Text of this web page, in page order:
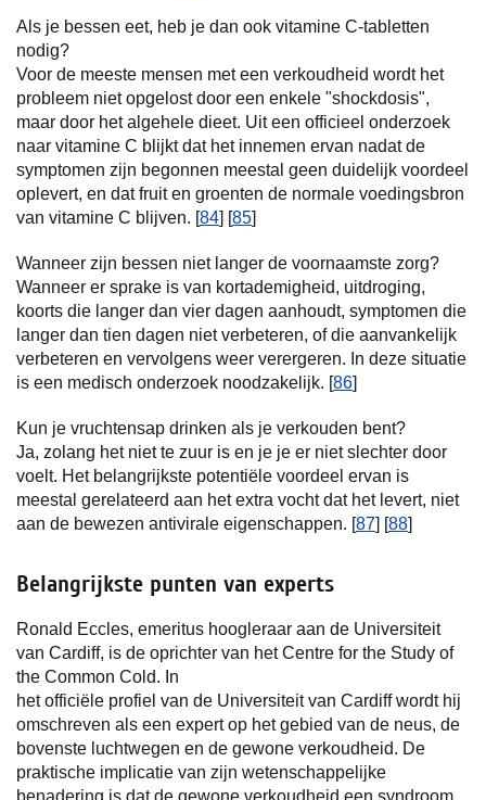
Als je bessen eet, heb je dan ook vitamine C-tabletten
nodig?
Voor de meeste mensen met een verkoudheid wordt het
probleem niet opgelost door een enkele "shockdosis",
maar door het algehele dieet. Uit een officieel onderzoek
naar vitamine C blijkt dat het innemen ervan nadat de
symptomen zijn begonnen meestal geen duidelijk voordeel
oplevert, en dat fruit en groenten de normale voedingsbron
van vitamine C blijven. [84] [85]
Wanneer zijn bessen niet langer de voornaamste zorg?
Wanneer er sprake is van kortademigheid, uitdroging,
koorts die langer dan vier dagen aanhoudt, symptomen die
langer dan tien dagen niet verbeteren, of die aanvankelijk
verbeteren en vervolgens weer verergeren. In deze situatie
is een medisch onderzoek noodzakelijk. [86]
Kun je vruchtensap drinken als je verkouden bent?
Ja, zolang het niet te zuur is en je je er niet slechter door
voelt. Het belangrijkste potentiële voordeel ervan is
meestal gerelateerd aan het extra vocht dat het levert, niet
aan de bewezen antivirale eigenschappen. [87] [88]
Belangrijkste punten van experts
Ronald Eccles, emeritus hoogleraar aan de Universiteit
van Cardiff, is de oprichter van het Centre for the Study of
the Common Cold. In
het officiële profiel van de Universiteit van Cardiff wordt hij
omschreven als een expert op het gebied van de neus, de
bovenste luchtwegen en de gewone verkoudheid. De
praktische implicatie van zijn wetenschappelijke
benadering is dat de gewone verkoudheid een syndroom